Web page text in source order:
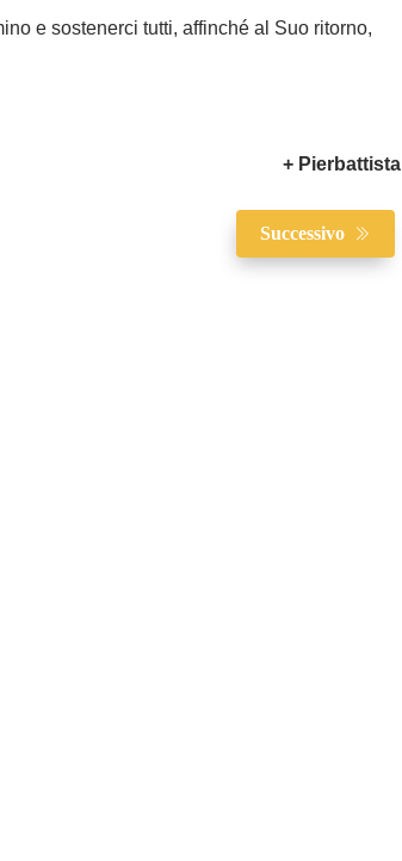
e sostenerci tutti, affinché al Suo ritorno,
+ Pierbattista
Successivo